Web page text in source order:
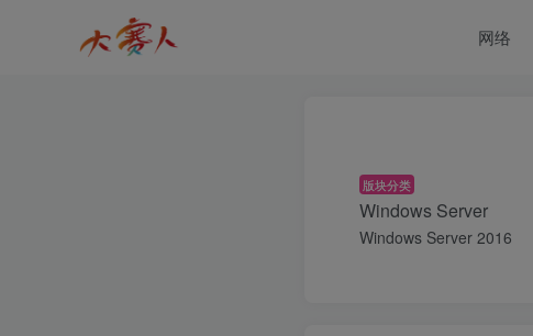
网络
版块分类
Windows Server
Windows Server 2016